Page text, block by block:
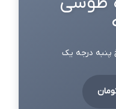
پنبه درجه یک